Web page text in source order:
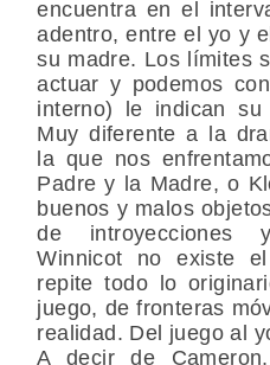
encuentra en el
adentro, entre el yo y
su madre. Los límites
actuar y podemos
interno) le indican
Muy diferente a la
la que nos
Padre y la Madre, o
buenos y malos
de introyecciones
Winnicot no existe
repite todo lo
juego, de fronteras
realidad. Del juego al
A decir de